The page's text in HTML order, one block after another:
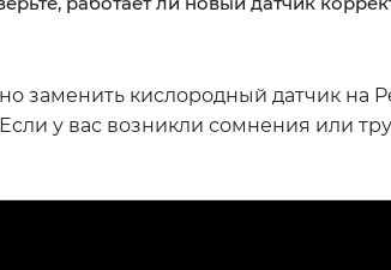
заменить кислородный датчик на
у вас возникли сомнения или